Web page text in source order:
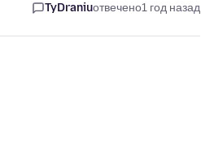
TyDraniuотвечено1 год назад